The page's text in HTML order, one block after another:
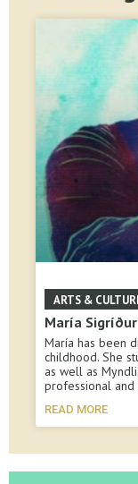
María
María has been
childhood. She
as well as
professional
READ MORE